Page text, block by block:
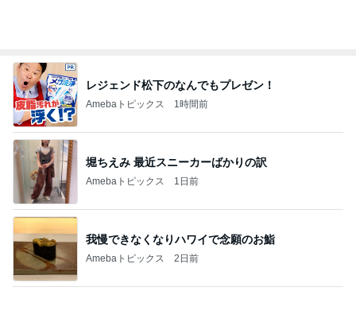
レジェンド松下のなんでもプレゼン！
Amebaトピックス 1時間前
堀ちえみ 最近スニーカーばかりの訳
Amebaトピックス 1日前
我慢できなくなりハワイで念願のお鮨
Amebaトピックス 2日前